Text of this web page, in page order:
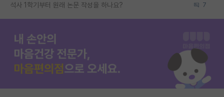
석사 1학기부터 원래 논문 작성을 하나요? 7